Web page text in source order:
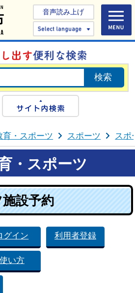
音声読み上げ
Select
Google検索
育・スポーツ スポーツ スポ
・スポーツ
設予約
グイン 利用者登録
使い方